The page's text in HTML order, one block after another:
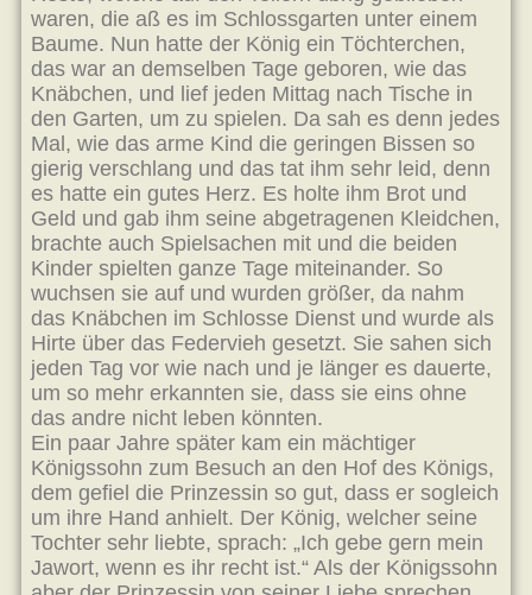
waren, die aß es im Schlossgarten unter einem
Baume. Nun hatte der König ein Töchterchen,
das war an demselben Tage geboren, wie das
Knäbchen, und lief jeden Mittag nach Tische in
den Garten, um zu spielen. Da sah es denn jedes
Mal, wie das arme Kind die geringen Bissen so
gierig verschlang und das tat ihm sehr leid, denn
es hatte ein gutes Herz. Es holte ihm Brot und
Geld und gab ihm seine abgetragenen Kleidchen,
brachte auch Spielsachen mit und die beiden
Kinder spielten ganze Tage miteinander. So
wuchsen sie auf und wurden größer, da nahm
das Knäbchen im Schlosse Dienst und wurde als
Hirte über das Federvieh gesetzt. Sie sahen sich
jeden Tag vor wie nach und je länger es dauerte,
um so mehr erkannten sie, dass sie eins ohne
das andre nicht leben könnten.
Ein paar Jahre später kam ein mächtiger
Königssohn zum Besuch an den Hof des Königs,
dem gefiel die Prinzessin so gut, dass er sogleich
um ihre Hand anhielt. Der König, welcher seine
Tochter sehr liebte, sprach: „Ich gebe gern mein
Jawort, wenn es ihr recht ist.“ Als der Königssohn